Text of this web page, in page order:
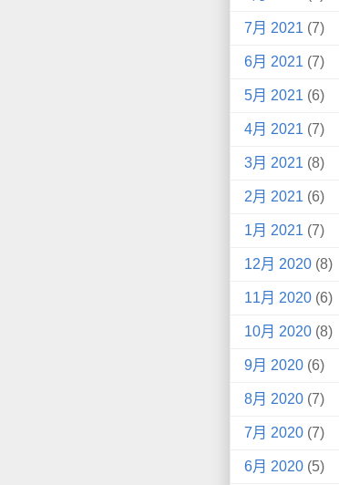
7月 2021 (7)
6月 2021 (7)
5月 2021 (6)
4月 2021 (7)
3月 2021 (8)
2月 2021 (6)
1月 2021 (7)
12月 2020 (8)
11月 2020 (6)
10月 2020 (8)
9月 2020 (6)
8月 2020 (7)
7月 2020 (7)
6月 2020 (5)